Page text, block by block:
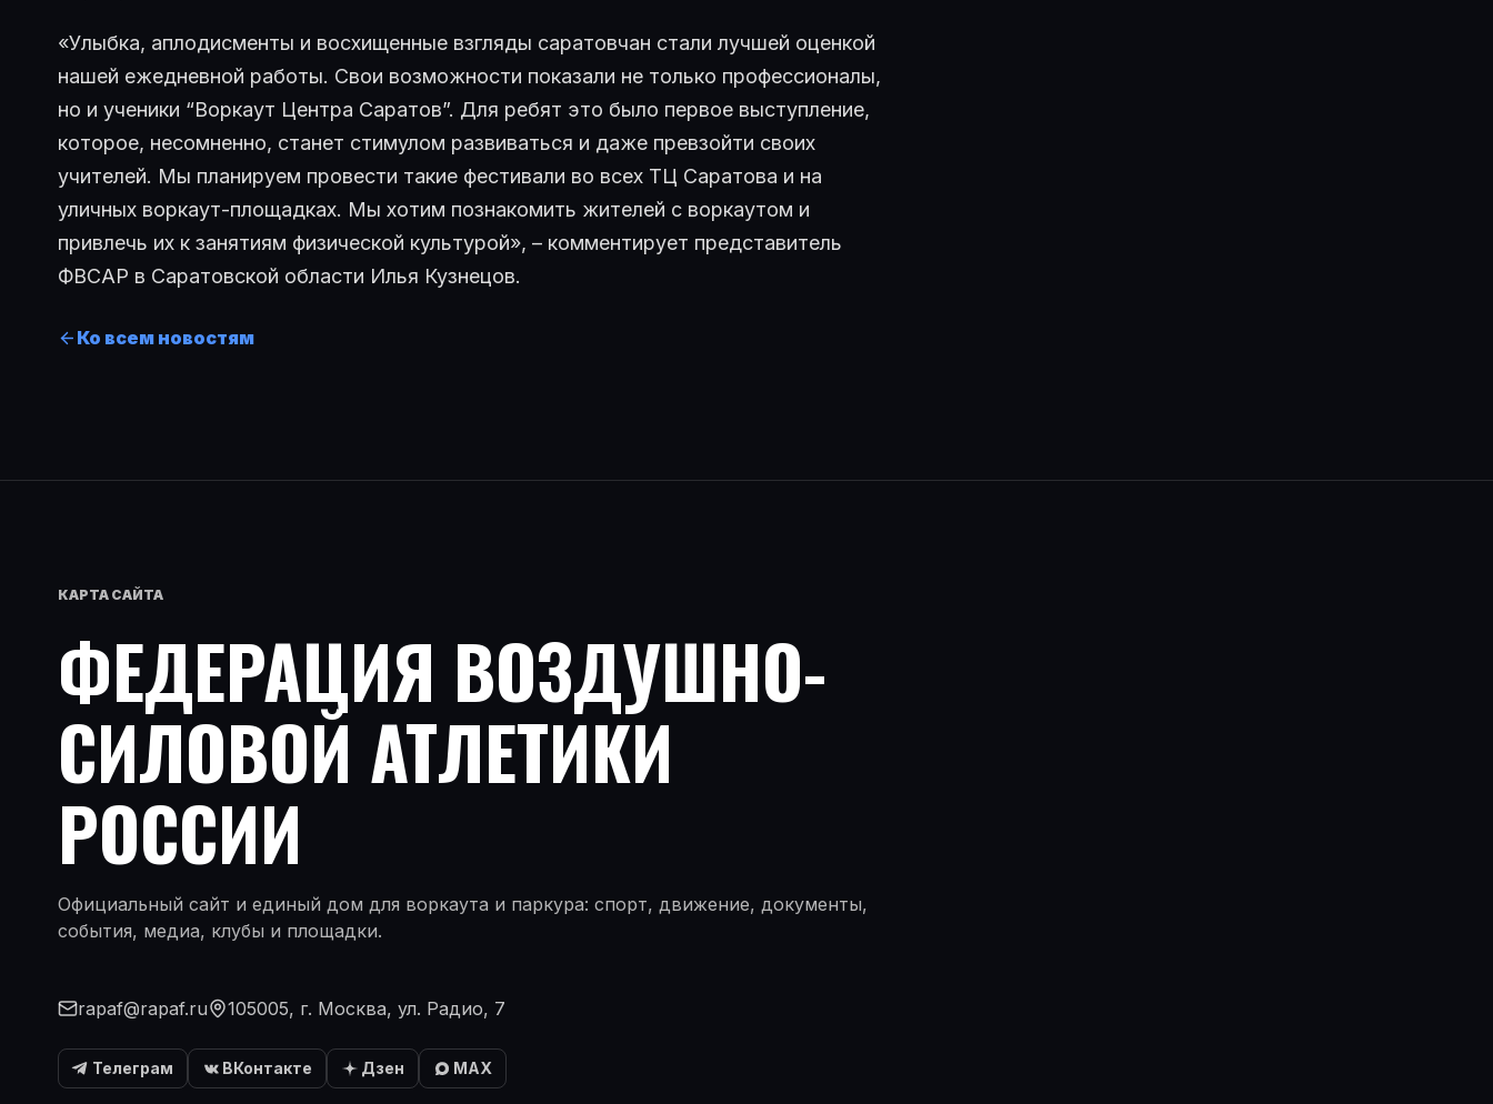
«Улыбка, аплодисменты и восхищенные взгляды саратовчан стали лучшей оценкой
нашей ежедневной работы. Свои возможности показали не только профессионалы,
но и ученики “Воркаут Центра Саратов”. Для ребят это было первое выступление,
которое, несомненно, станет стимулом развиваться и даже превзойти своих
учителей. Мы планируем провести такие фестивали во всех ТЦ Саратова и на
уличных воркаут-площадках. Мы хотим познакомить жителей с воркаутом и
привлечь их к занятиям физической культурой», – комментирует представитель
ФВСАР в Саратовской области Илья Кузнецов.
Ко всем новостям
КАРТА САЙТА
ФЕДЕРАЦИЯ ВОЗДУШНО-
СИЛОВОЙ АТЛЕТИКИ
РОССИИ
Официальный сайт и единый дом для воркаута и паркура: спорт, движение, документы,
события, медиа, клубы и площадки.
rapaf@rapaf.ru 105005, г. Москва, ул. Радио, 7
Телеграм ВКонтакте Дзен MAX